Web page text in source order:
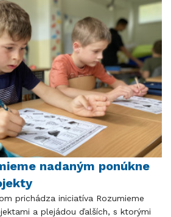
nadaným ponúkne
prichádza iniciatíva Rozumieme
a plejádou ďalších, s ktorými